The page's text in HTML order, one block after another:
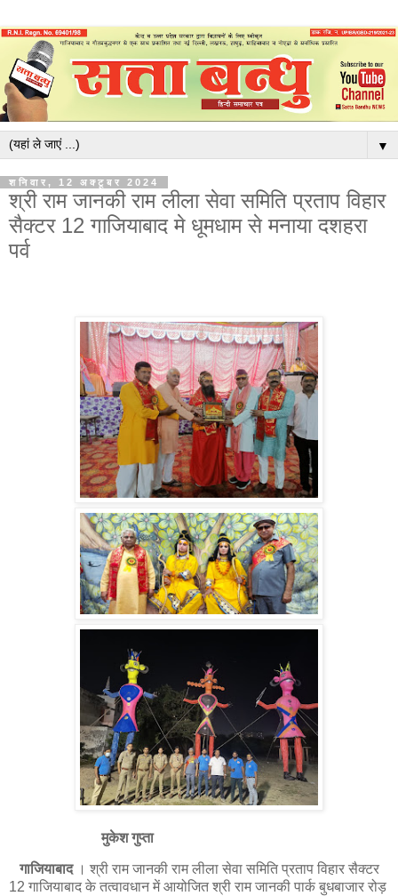
▼
शनिवार, 12 अक्टूबर 2024
श्री राम जानकी राम लीला सेवा समिति प्रताप विहार
सैक्टर 12 गाजियाबाद मे धूमधाम से मनाया दशहरा
पर्व
मुकेश गुप्ता
गाजियाबाद। श्री राम जानकी राम लीला सेवा समिति प्रताप विहार सैक्टर
12 गाजियाबाद के तत्वावधान में आयोजित श्री राम जानकी पार्क बुधबाजार रोड़